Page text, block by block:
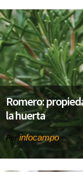
Romero:
la huerta
Por infocampo